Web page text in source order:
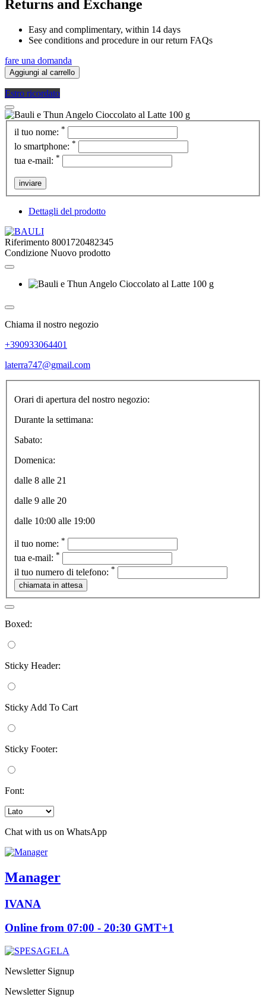
Returns and Exchange
Easy and complimentary, within 14 days
See conditions and procedure in our return FAQs
fare una domanda
Aggiungi al carrello
Estro ricordato
il tuo nome: *
lo smartphone: *
tua e-mail: *
inviare
Dettagli del prodotto
Riferimento 8001720482345
Condizione Nuovo prodotto
Chiama il nostro negozio
+390933064401
laterra747@gmail.com
Orari di apertura del nostro negozio:
Durante la settimana:
Sabato:
Domenica:
dalle 8 alle 21
dalle 9 alle 20
dalle 10:00 alle 19:00
il tuo nome: *
tua e-mail: *
il tuo numero di telefono: *
Boxed:
Sticky Header:
Sticky Add To Cart
Sticky Footer:
Font:
Chat with us on WhatsApp
Manager
IVANA
Online from 07:00 - 20:30 GMT+1
Newsletter Signup
Newsletter Signup